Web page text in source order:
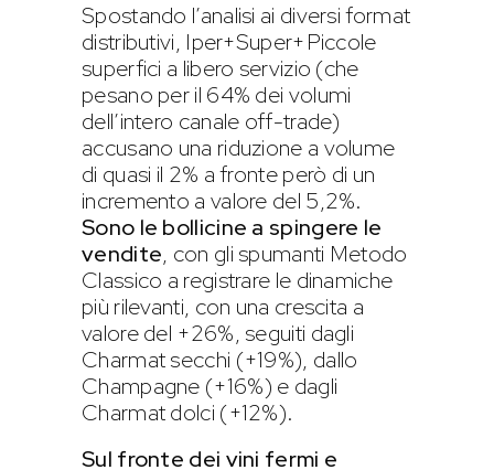
Spostando l’analisi ai diversi format
distributivi, Iper+Super+Piccole
superfici a libero servizio (che
pesano per il 64% dei volumi
dell’intero canale off-trade)
accusano una riduzione a volume
di quasi il 2% a fronte però di un
incremento a valore del 5,2%.
Sono le bollicine a spingere le
vendite, con gli spumanti Metodo
Classico a registrare le dinamiche
più rilevanti, con una crescita a
valore del +26%, seguiti dagli
Charmat secchi (+19%), dallo
Champagne (+16%) e dagli
Charmat dolci (+12%).
Sul fronte dei vini fermi e